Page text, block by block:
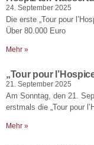
24. September 2025
Die erste „Tour pour
Über 80.000 Euro
Mehr »
„Tour pour
21. September 2025
Am Sonntag, den 21.
erstmals die „Tour pour
Mehr »